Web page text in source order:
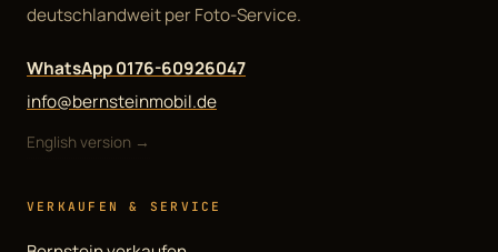
deutschlandweit per Foto-Service.
WhatsApp 0176-60926047
info@bernsteinmobil.de
English version →
VERKAUFEN & SERVICE